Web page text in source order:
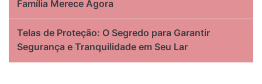
Família Merece Agora
Telas de Proteção: O Segredo para Garantir
Segurança e Tranquilidade em Seu Lar